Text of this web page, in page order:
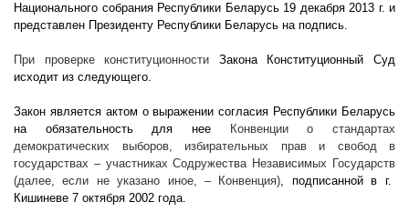
Национального собрания Республики Беларусь 19 декабря 2013 г. и
представлен Президенту Республики Беларусь на подпись.
При проверке конституционности Закона Конституционный Суд
исходит из следующего.
Закон является актом о выражении согласия Республики Беларусь
на обязательность для нее
Конвенции о стандартах
демократических выборов, избирательных прав и свобод в
государствах – участниках Содружества Независимых Государств
(далее, если не указано иное, – Конвенция), подписанной в г.
Кишиневе 7 октября 2002 года.